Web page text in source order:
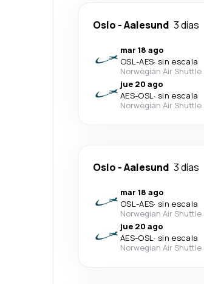
Oslo -Aalesund 3 días
mar 18 ago
OSL-AES· sin escala
Norwegian Air Shuttle
jue 20 ago
AES-OSL· sin escala
Norwegian Air Shuttle
Oslo -Aalesund 3 días
mar 18 ago
OSL-AES· sin escala
Norwegian Air Shuttle
jue 20 ago
AES-OSL· sin escala
Norwegian Air Shuttle